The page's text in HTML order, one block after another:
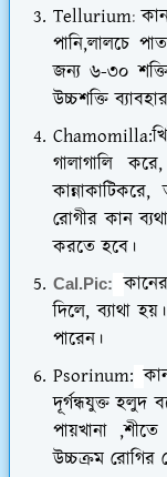
Tellurium:
পানি,লালচে
জন্য ৬-৩০
উচ্চশক্তি
Chamomilla:
গালাগালি
রোগীর কান
করতে হবে।
Cal.Pic:
দিলে, ব্যাথা
পারেন।
Psorinum:
দূর্গন্ধযুক্ত হলুদ
পায়খানা
উচ্চক্রম রোগির